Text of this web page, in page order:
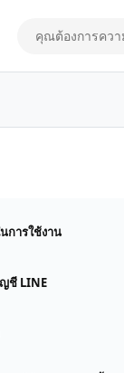
ารใช้งาน
ชี LINE